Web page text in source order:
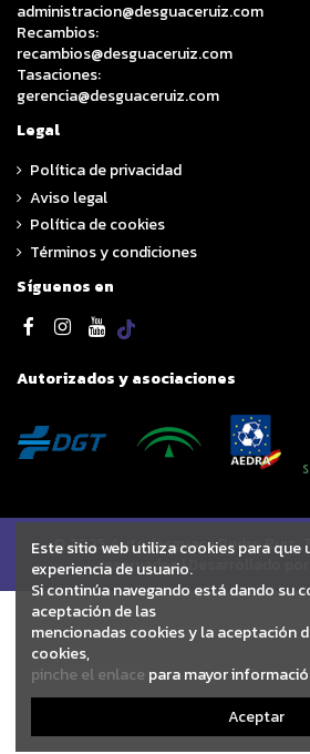
administracion@desguaceruiz.com
Recambios:
recambios@desguaceruiz.com
Tasaciones:
gerencia@desguaceruiz.com
Legal
Política de privacidad
Aviso legal
Política de cookies
Términos y condiciones
Síguenos en
Autorizados y asociaciones
© 2025 Autodesguace Pedro Ruiz.
reservados | Desarrollado por
Este sitio web utiliza cookies para que
experiencia de usuario.
Si continúa navegando está dando su
aceptación de las
mencionadas cookies y la aceptación
cookies,
pinche el enlace para mayor
Aceptar